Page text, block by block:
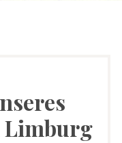
Limburg